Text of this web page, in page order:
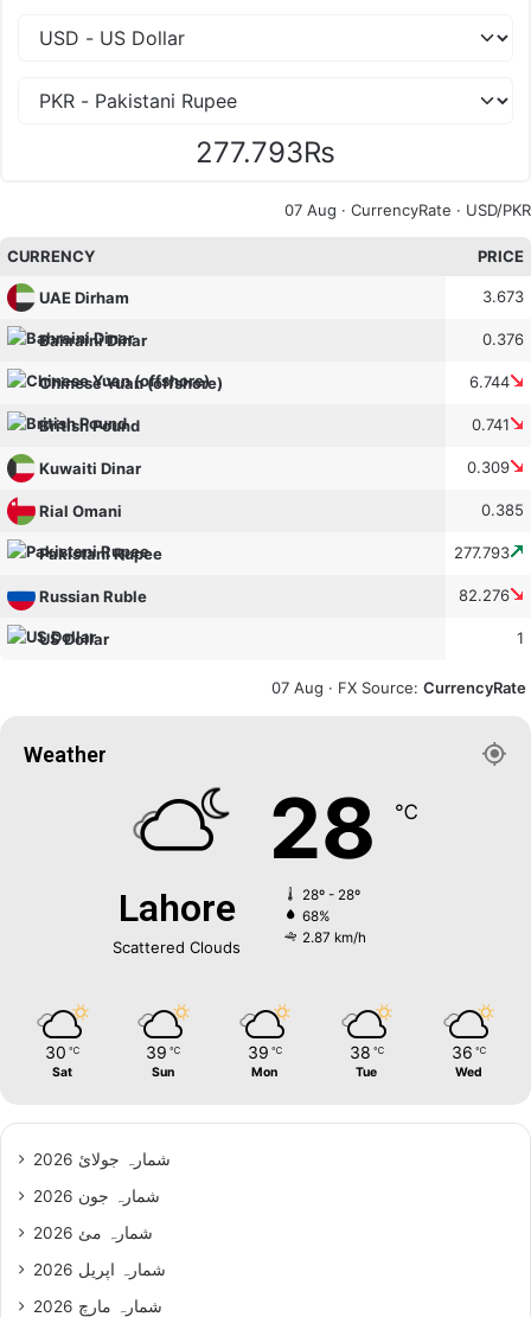
277.793₨
07 Aug · CurrencyRate · USD/PKR
CURRENCY PRICE
UAE Dirham 3.673
Bahraini Dinar 0.376
Chinese Yuan (offshore) 6.744
British Pound 0.741
Kuwaiti Dinar 0.309
Rial Omani 0.385
Pakistani Rupee 277.793
Russian Ruble 82.276
US Dollar 1
07 Aug · FX Source: CurrencyRate
Weather
Lahore
Scattered Clouds
28 ℃
28º - 28º
68%
2.87 km/h
30 ℃
Sat
39 ℃
Sun
39 ℃
Mon
38 ℃
Tue
36 ℃
Wed
شمارہ جولائ 2026
شمارہ جون 2026
شمارہ مئ 2026
شمارہ اپریل 2026
شمارہ مارچ 2026